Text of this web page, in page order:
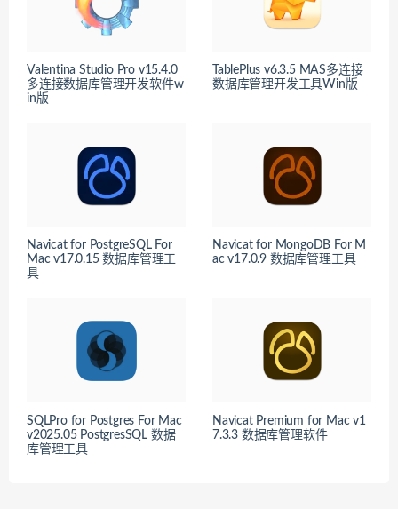
Valentina Studio Pro v15.4.0
多连接数据库管理开发软件w
in版
TablePlus v6.3.5 MAS多连接
数据库管理开发工具Win版
Navicat for PostgreSQL For
Mac v17.0.15 数据库管理工
具
Navicat for MongoDB For M
ac v17.0.9 数据库管理工具
SQLPro for Postgres For Mac
v2025.05 PostgresSQL 数据
库管理工具
Navicat Premium for Mac v1
7.3.3 数据库管理软件